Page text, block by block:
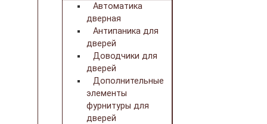
Автоматика
дверная
Антипаника для
дверей
Доводчики для
дверей
Дополнительные
элементы
фурнитуры для
дверей